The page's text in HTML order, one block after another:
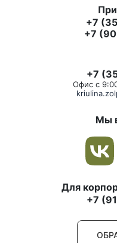
+7
+7
+7
Офис с
Мы
Для
+7